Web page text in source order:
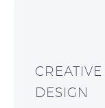
CREATIVE
DESIGN